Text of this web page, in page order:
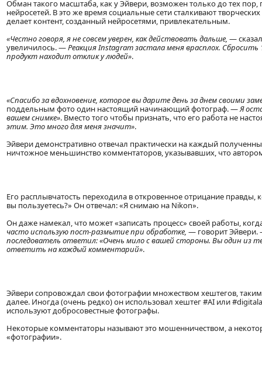
Обман такого масштаба, как у Эйвери, возможен только до тех
нейросетей. В это же время социальные сети сталкивают
делает контент, созданный нейросетями, привлекательным.
«Честно говоря, я не совсем уверен, как действовать дальше, —
увеличилось. —Реакция Instagram застала меня врасплох.
продукт находит отклик у людей».
«Спасибо за вдохновение, которое вы дарите день за днем своими
поддельным фото один настоящий начинающий фотограф. —Я
вашем снимке». Вместо того чтобы признать, что его работа не
этим. Это много для меня значит».
Эйвери демонстративно отвечал практически на каждый
ничтожное меньшинство комментаторов, указывавших, что
Его расплывчатость переходила в откровенное отрицание
вы пользуетесь?» Он отвечал: «Я снимаю на Nikon».
Он даже намекал, что может «записать процесс» своей работы,
часто использую пост-размытие при обработке, — говорит Эйвери.
последователь ответил: «Очень мило с вашей стороны. Вы один из
ответить на каждый комментарий».
Эйвери сопровождал свои фотографии множеством хештегов,
далее. Иногда (очень редко) он использовал хештег #AI или
используют добросовестные фотографы.
Некоторые комментаторы называют это мошенничеством, а
«фотографии».